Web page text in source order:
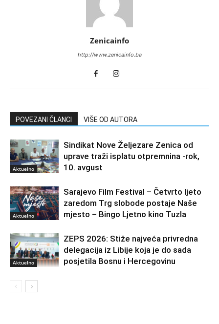
Zenicainfo
http://www.zenicainfo.ba
POVEZANI ČLANCI VIŠE OD AUTORA
Aktuelno
Sindikat Nove Željezare Zenica od
uprave traži isplatu otpremnina -rok,
10. avgust
Aktuelno
Sarajevo Film Festival – Četvrto ljeto
zaredom Trg slobode postaje Naše
mjesto – Bingo Ljetno kino Tuzla
Aktuelno
ZEPS 2026: Stiže najveća privredna
delegacija iz Libije koja je do sada
posjetila Bosnu i Hercegovinu